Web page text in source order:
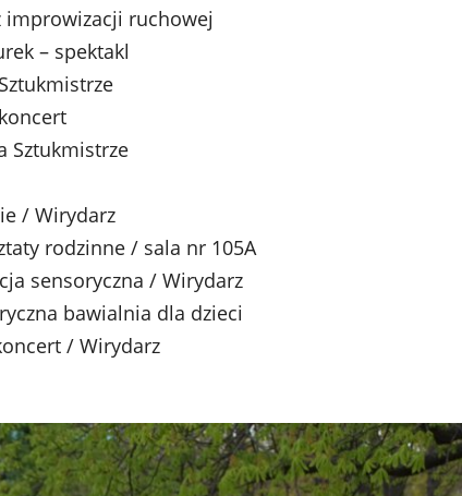
improwizacji ruchowej
– spektakl
Sztukmistrze
/ Wirydarz
rodzinne / sala nr 105A
sensoryczna / Wirydarz
bawialnia dla dzieci
/ Wirydarz